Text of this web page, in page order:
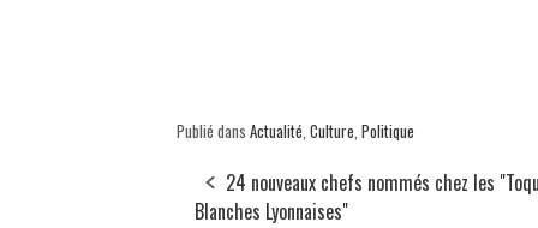
Publié dans Actualité, Culture, Politique
24 nouveaux chefs nommés chez les
Blanches Lyonnaises"